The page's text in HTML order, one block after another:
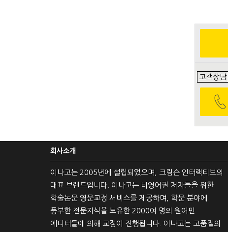
고객상담
회사소개
이나고는 2005년에 설립되었으며, 크림슨 인터랙티브의
대표 브랜드입니다. 이나고는 비영어권 저자들을 위한
학술논문 영문교정 서비스를 제공하며, 학문 분야에
풍부한 전문지식을 보유한 2000여 명의 원어민
에디터들에 의해 교정이 진행됩니다. 이나고는 고품질의